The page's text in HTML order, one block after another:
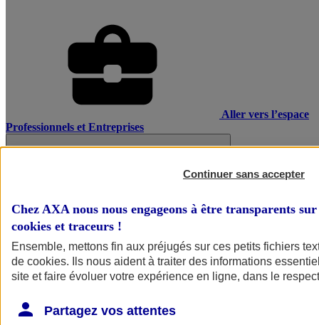
Aller vers l’espace
Professionnels et Entreprises
Continuer sans accepter
Chez AXA nous nous engageons à être transparents
cookies et traceurs !
Ensemble, mettons fin aux préjugés sur ces petits fichiers
de cookies. Ils nous aident à traiter des informations
site et faire évoluer votre expérience en ligne, dans le
Partagez vos attentes